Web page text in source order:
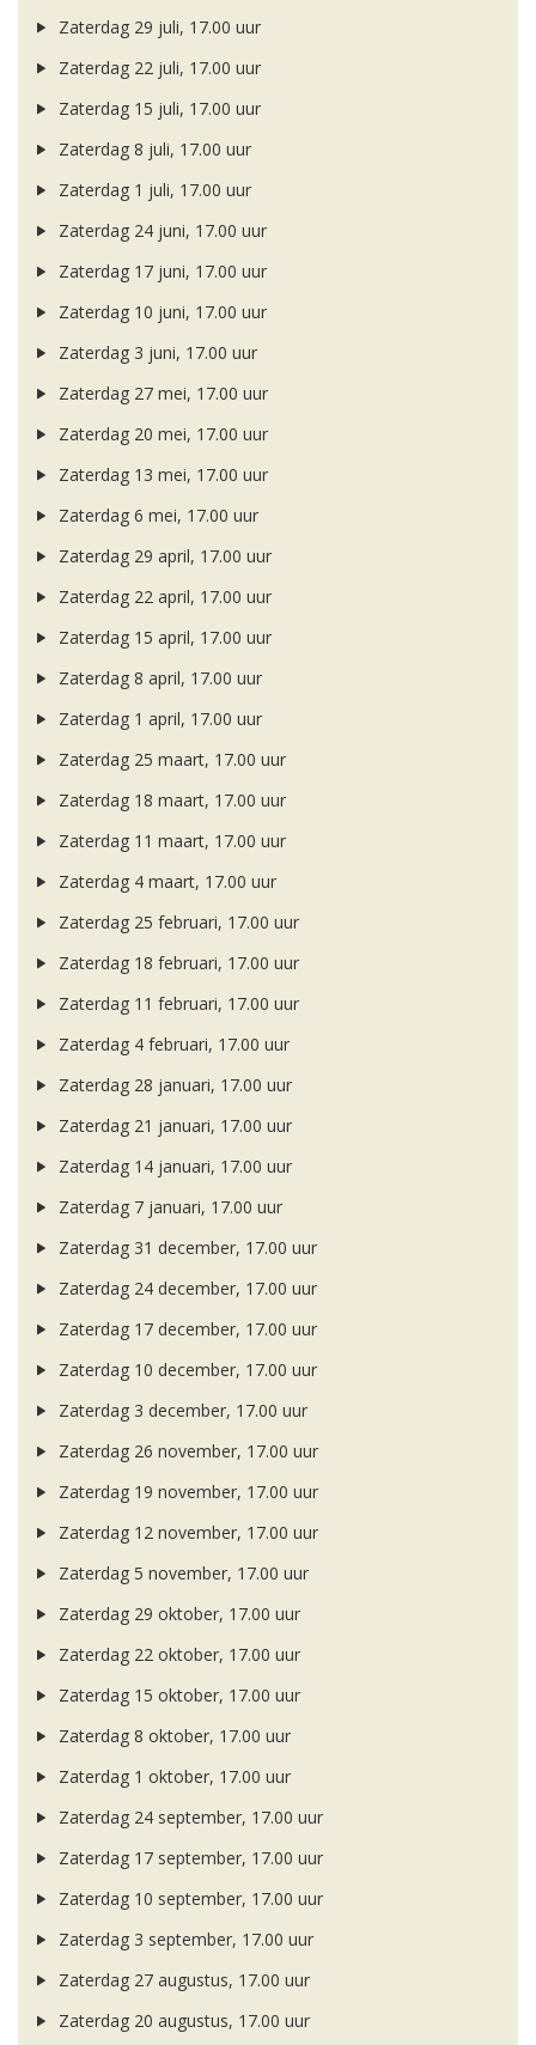
Zaterdag 29 juli, 17.00 uur
Zaterdag 22 juli, 17.00 uur
Zaterdag 15 juli, 17.00 uur
Zaterdag 8 juli, 17.00 uur
Zaterdag 1 juli, 17.00 uur
Zaterdag 24 juni, 17.00 uur
Zaterdag 17 juni, 17.00 uur
Zaterdag 10 juni, 17.00 uur
Zaterdag 3 juni, 17.00 uur
Zaterdag 27 mei, 17.00 uur
Zaterdag 20 mei, 17.00 uur
Zaterdag 13 mei, 17.00 uur
Zaterdag 6 mei, 17.00 uur
Zaterdag 29 april, 17.00 uur
Zaterdag 22 april, 17.00 uur
Zaterdag 15 april, 17.00 uur
Zaterdag 8 april, 17.00 uur
Zaterdag 1 april, 17.00 uur
Zaterdag 25 maart, 17.00 uur
Zaterdag 18 maart, 17.00 uur
Zaterdag 11 maart, 17.00 uur
Zaterdag 4 maart, 17.00 uur
Zaterdag 25 februari, 17.00 uur
Zaterdag 18 februari, 17.00 uur
Zaterdag 11 februari, 17.00 uur
Zaterdag 4 februari, 17.00 uur
Zaterdag 28 januari, 17.00 uur
Zaterdag 21 januari, 17.00 uur
Zaterdag 14 januari, 17.00 uur
Zaterdag 7 januari, 17.00 uur
Zaterdag 31 december, 17.00 uur
Zaterdag 24 december, 17.00 uur
Zaterdag 17 december, 17.00 uur
Zaterdag 10 december, 17.00 uur
Zaterdag 3 december, 17.00 uur
Zaterdag 26 november, 17.00 uur
Zaterdag 19 november, 17.00 uur
Zaterdag 12 november, 17.00 uur
Zaterdag 5 november, 17.00 uur
Zaterdag 29 oktober, 17.00 uur
Zaterdag 22 oktober, 17.00 uur
Zaterdag 15 oktober, 17.00 uur
Zaterdag 8 oktober, 17.00 uur
Zaterdag 1 oktober, 17.00 uur
Zaterdag 24 september, 17.00 uur
Zaterdag 17 september, 17.00 uur
Zaterdag 10 september, 17.00 uur
Zaterdag 3 september, 17.00 uur
Zaterdag 27 augustus, 17.00 uur
Zaterdag 20 augustus, 17.00 uur